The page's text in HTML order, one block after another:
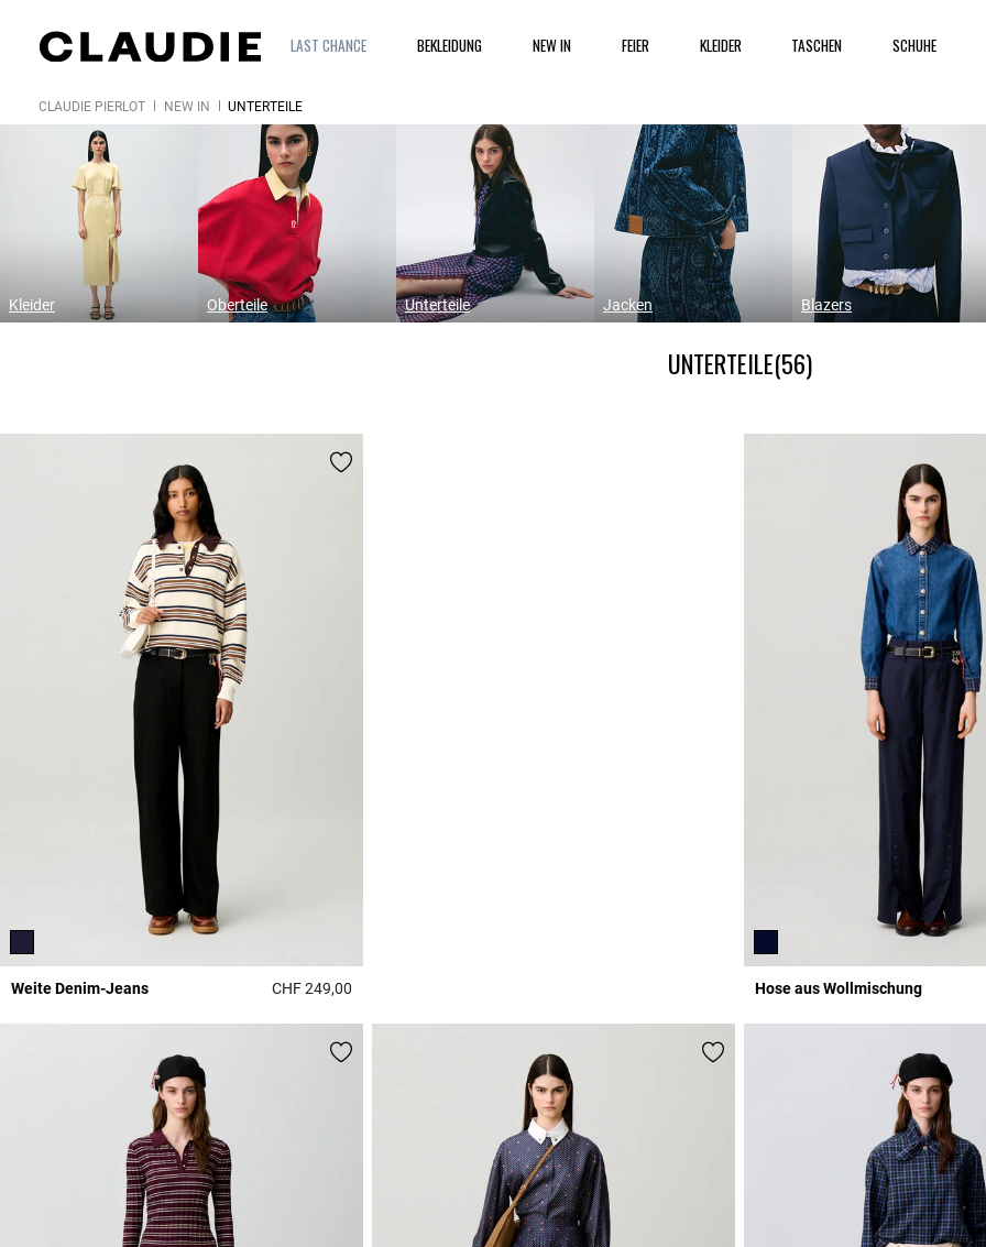
LAST CHANCE BEKLEIDUNG NEW IN FEIER KLEIDER TASCHEN SCHUHE
CLAUDIE PIERLOT NEW IN UNTERTEILE
Kleider Oberteile Unterteile Jacken Blazers
UNTERTEILE(56)
Weite Denim-Jeans CHF 249,00 Hose aus Wollmischung